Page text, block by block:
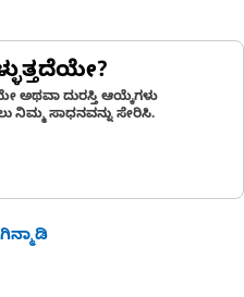
ಅಥವಾ ದುರಸ್ತಿ ಆಯ್ಕೆಗಳು
ಸಾಧನವನ್ನು ಸೇರಿಸಿ.